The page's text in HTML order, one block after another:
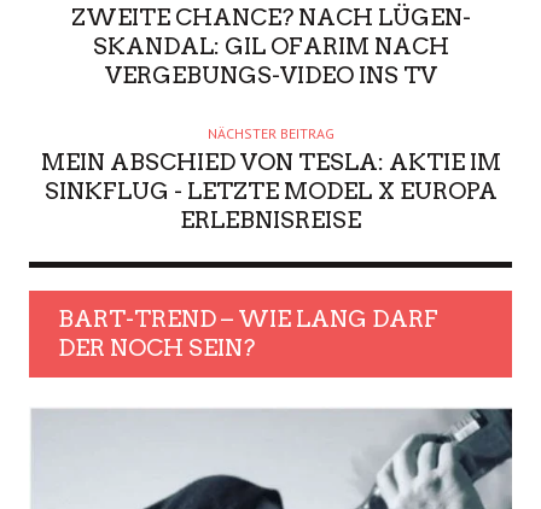
ZWEITE CHANCE? NACH LÜGEN-
SKANDAL: GIL OFARIM NACH
VERGEBUNGS-VIDEO INS TV
NÄCHSTER BEITRAG
MEIN ABSCHIED VON TESLA: AKTIE IM
SINKFLUG - LETZTE MODEL X EUROPA
ERLEBNISREISE
BART-TREND – WIE LANG DARF
DER NOCH SEIN?